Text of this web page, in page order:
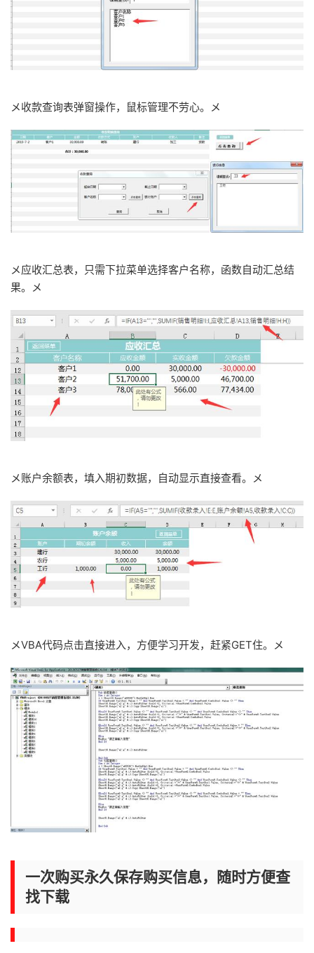
メ收款查询表弹窗操作，鼠标管理不劳心。メ
メ应收汇总表，只需下拉菜单选择客户名称，函数自动汇总结
果。メ
メ账户余额表，填入期初数据，自动显示直接查看。メ
メVBA代码点击直接进入，方便学习开发，赶紧GET住。メ
一次购买永久保存购买信息，随时方便查
找下载